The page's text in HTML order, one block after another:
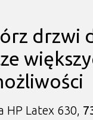
drzwi
HP Latex 630,